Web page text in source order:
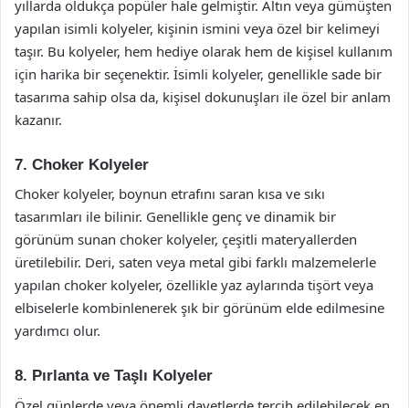
yıllarda oldukça popüler hale gelmiştir. Altın veya gümüşten
yapılan isimli kolyeler, kişinin ismini veya özel bir kelimeyi
taşır. Bu kolyeler, hem hediye olarak hem de kişisel kullanım
için harika bir seçenektir. İsimli kolyeler, genellikle sade bir
tasarıma sahip olsa da, kişisel dokunuşları ile özel bir anlam
kazanır.
7. Choker Kolyeler
Choker kolyeler, boynun etrafını saran kısa ve sıkı
tasarımları ile bilinir. Genellikle genç ve dinamik bir
görünüm sunan choker kolyeler, çeşitli materyallerden
üretilebilir. Deri, saten veya metal gibi farklı malzemelerle
yapılan choker kolyeler, özellikle yaz aylarında tişört veya
elbiselerle kombinlenerek şık bir görünüm elde edilmesine
yardımcı olur.
8. Pırlanta ve Taşlı Kolyeler